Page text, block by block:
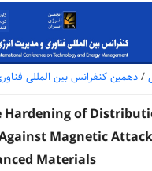
/ دهمین کنفرانس بین المللی
Hardening of
Magnetic
Materials